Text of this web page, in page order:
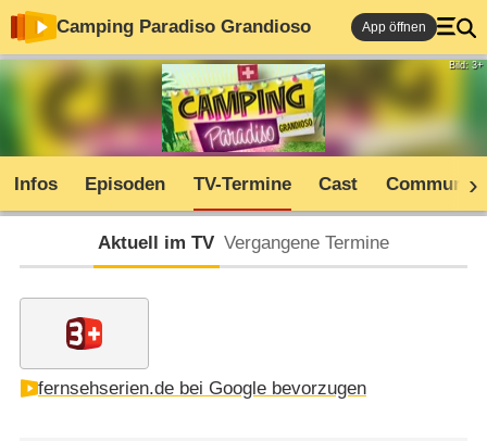
Camping Paradiso Grandioso App öffnen
Bild: 3+
Infos Episoden TV-Termine Cast Community
Aktuell im TV Vergangene Termine
fernsehserien.de bei Google bevorzugen